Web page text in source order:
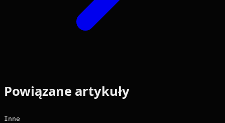
Powiązane artykuły
Inne